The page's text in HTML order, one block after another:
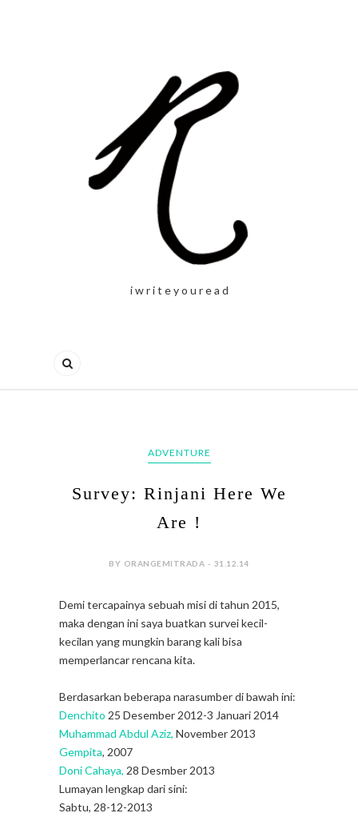
i w r i t e y o u r e a d
ADVENTURE
Survey: Rinjani Here We
Are !
BY ORANGEMITRADA - 31.12.14
Demi tercapainya sebuah misi di tahun 2015,
maka dengan ini saya buatkan survei kecil-
kecilan yang mungkin barang kali bisa
memperlancar rencana kita.
Berdasarkan beberapa narasumber di bawah ini:
Denchito 25 Desember 2012-3 Januari 2014
Muhammad Abdul Aziz, November 2013
Gempita, 2007
Doni Cahaya, 28 Desmber 2013
Lumayan lengkap dari sini:
Sabtu, 28-12-2013